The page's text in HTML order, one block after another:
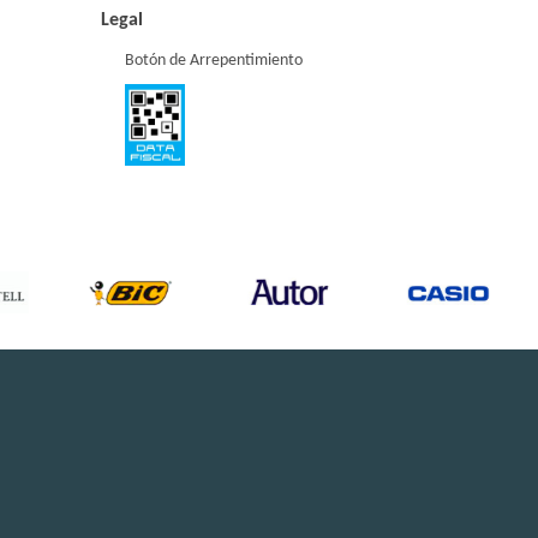
Legal
Botón de Arrepentimiento